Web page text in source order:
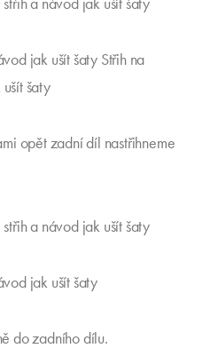
jak ušít šaty Střih na
šaty
opět zadní díl nastřihneme
jak ušít šaty
do zadního dílu.